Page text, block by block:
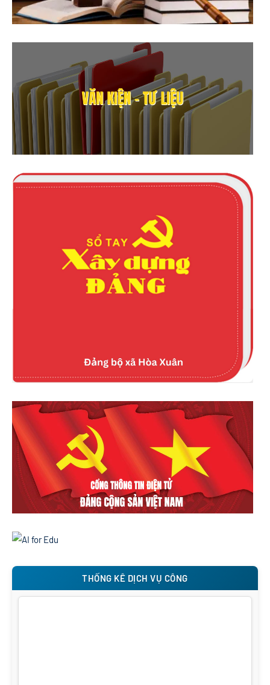
THỐNG KÊ DỊCH VỤ CÔNG